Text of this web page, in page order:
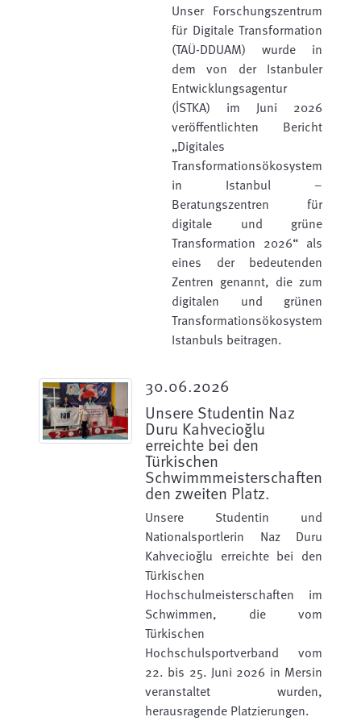
Unser Forschungszentrum
für Digitale Transformation
(TAÜ-DDUAM) wurde in
dem von der Istanbuler
Entwicklungsagentur
(İSTKA) im Juni 2026
veröffentlichten Bericht
„Digitales
Transformationsökosystem
in Istanbul –
Beratungszentren für
digitale und grüne
Transformation 2026“ als
eines der bedeutenden
Zentren genannt, die zum
digitalen und grünen
Transformationsökosystem
Istanbuls beitragen.
30.06.2026
Unsere Studentin Naz
Duru Kahvecioğlu
erreichte bei den
Türkischen
Schwimmmeisterschaften
den zweiten Platz.
Unsere Studentin und
Nationalsportlerin Naz Duru
Kahvecioğlu erreichte bei den
Türkischen
Hochschulmeisterschaften im
Schwimmen, die vom
Türkischen
Hochschulsportverband vom
22. bis 25. Juni 2026 in Mersin
veranstaltet wurden,
herausragende Platzierungen.